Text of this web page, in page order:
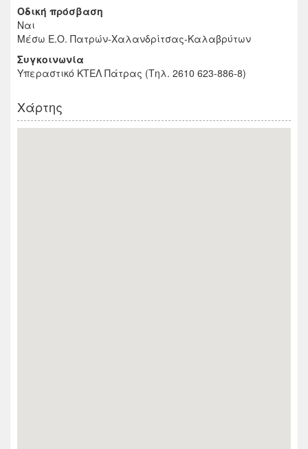
Οδική πρόσβαση
Ναι
Μέσω Ε.Ο. Πατρών-Χαλανδρίτσας-Καλαβρύτων
Συγκοινωνία
Υπεραστικό ΚΤΕΛ Πάτρας (Τηλ. 2610 623-886-8)
Χάρτης